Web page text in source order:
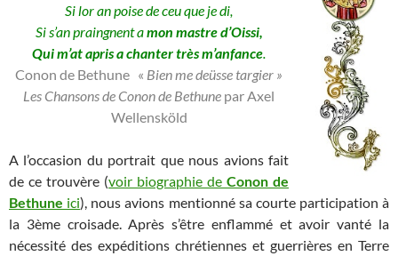
Si lor an poise de ceu que je di,
Si s’an praingnent amon mastre d’Oissi,
Qui m’at apris a chanter très m’anfance
Conon de Bethune « Bien me deüsse targier »
Les Chansons de Conon de Bethune par Axel
Wellensköld
A l’occasion du portrait que nous avions fait
de ce trouvère (voir biographie de Conon de
Bethune ici), nous avions mentionné sa courte participation à
la 3ème croisade. Après s’être enflammé et avoir vanté la
nécessité des expéditions chrétiennes et guerrières en Terre